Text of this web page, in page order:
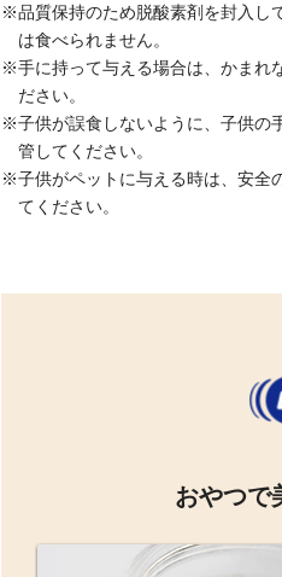
※品質保持のため脱酸素剤を封入し
は食べられません。
※手に持って与える場合は、かまれ
ださい。
※子供が誤食しないように、子供の
管してください。
※子供がペットに与える時は、安全
てください。
おやつで